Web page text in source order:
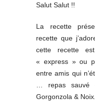
Salut Salut !!
La recette
recette que
cette recette
« express » ou
entre amis qui
… repas sauvé
Gorgonzola & Noix.